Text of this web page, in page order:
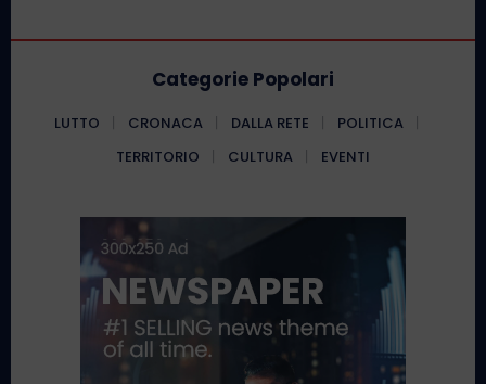
Categorie Popolari
LUTTO CRONACA DALLA RETE
POLITICA
TERRITORIO
CULTURA EVENTI